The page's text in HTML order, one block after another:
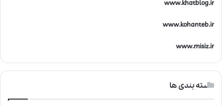
www.khatblog.ir
www.kohanteb.ir
www.misiz.ir
دسته بندی ها